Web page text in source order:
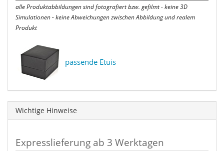
alle Produktabbildungen sind fotografiert bzw. gefilmt - keine 3D
Simulationen - keine Abweichungen zwischen Abbildung und realem
Produkt
passende Etuis
Wichtige Hinweise
Expresslieferung ab 3 Werktagen